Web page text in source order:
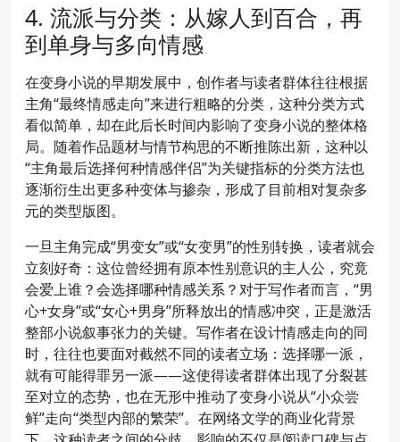
流派与分类：从嫁人到百合，再
到单身与多向情感
在变身小说的早期发展中，创作者与读者群体往往根据
主角“最终情感走向”来进行粗略的分类，这种分类方式
看似简单，却在此后长时间内影响了变身小说的整体格
局。随着作品题材与情节构思的不断推陈出新，这种以
“主角最后选择何种情感伴侣”为关键指标的分类方法也
逐渐衍生出更多种变体与掺杂，形成了目前相对复杂多
元的类型版图。
一旦主角完成“男变女”或“女变男”的性别转换，读者就会
立刻好奇：这位曾经拥有原本性别意识的主人公，究竟
会爱上谁？会选择哪种情感关系？对于写作者而言，“男
心+女身”或“女心+男身”所释放出的情感冲突，正是激活
整部小说叙事张力的关键。写作者在设计情感走向的同
时，往往也要面对截然不同的读者立场：选择哪一派，
就有可能得罪另一派——这使得读者群体出现了分裂甚
至对立的态势，也在无形中推动了变身小说从“小众尝
鲜”走向“类型内部的繁荣”。在网络文学的商业化背景